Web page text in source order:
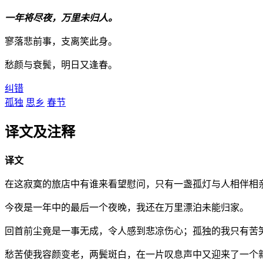
一年将尽夜，万里未归人。
寥落悲前事，支离笑此身。
愁颜与衰鬓，明日又逢春。
纠错
孤独 思乡 春节
译文及注释
译文
在这寂寞的旅店中有谁来看望慰问，只有一盏孤灯与人相伴相
今夜是一年中的最后一个夜晚，我还在万里漂泊未能归家。
回首前尘竟是一事无成，令人感到悲凉伤心；孤独的我只有苦
愁苦使我容颜变老，两鬓斑白，在一片叹息声中又迎来了一个